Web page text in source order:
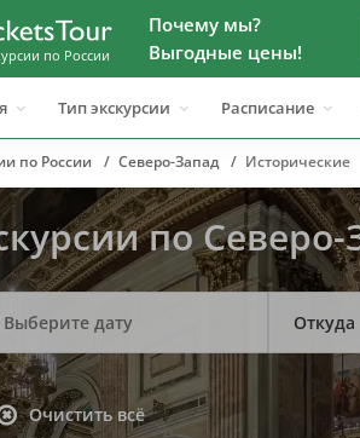
по России
Почему мы?
Выгодные цены!
Тип экскурсии Расписание
по России Северо-Запад Исторические
по
Откуда
Очистить всё